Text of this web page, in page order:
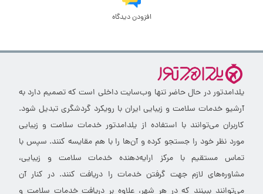
افزودن دیدگاه
یلدامدتور در حال حاضر تنها وب‌سایت داخلی است که تصمیم دارد به
آرشیو خدمات سلامت و زیبایی ایران با رویکرد گردشگری تبدیل شود.
کاربران می‌توانند با استفاده از یلدامدتور خدمات سلامت و زیبایی
مورد نظر خود را جستجو کرده و آن‌ها را با هم مقایسه کنند. سپس با
تماس مستقیم با مرکز ارایه‌دهنده خدمات سلامت و زیبایی،
مشاوره‌های لازم جهت گرفتن خدمات را دریافت کنند. در کنار آن
می‌توانند ببینند که در هر شهر، علاوه بر دریافت خدمات سلامت و